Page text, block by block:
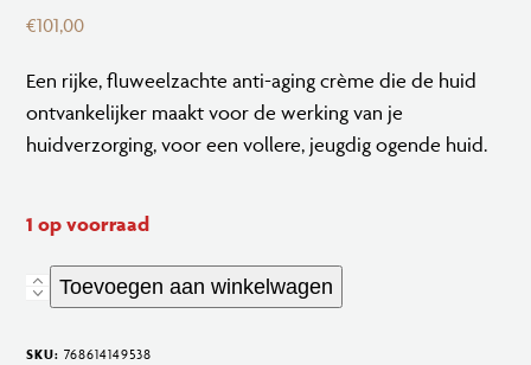
€101,00
Een rijke, fluweelzachte anti-aging crème die de huid
ontvankelijker maakt voor dewerking van je
huidverzorging, voor een vollere, jeugdig ogende huid.
1 op voorraad
BENEFIANCE
Smoothing
Toevoegen aan winkelwagen
SKU:768614149538